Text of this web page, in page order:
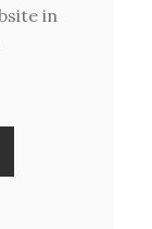
in